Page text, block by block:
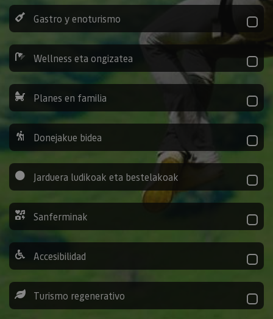
Gastro y enoturismo
Wellness eta ongizatea
Planes en familia
Donejakue bidea
Jarduera ludikoak eta bestelakoak
Sanferminak
Accesibilidad
Turismo regenerativo